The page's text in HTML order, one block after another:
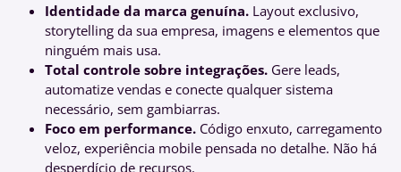
Identidade da marca genuína. Layout exclusivo,
storytelling da sua empresa, imagens e elementos que
ninguém mais usa.
Total controle sobre integrações. Gere leads,
automatize vendas e conecte qualquer sistema
necessário, sem gambiarras.
Foco em performance. Código enxuto, carregamento
veloz, experiência mobile pensada no detalhe. Não há
desperdício de recursos.